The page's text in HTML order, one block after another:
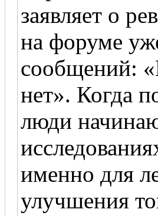
заявляет о
на форуме
сообщений:
нет». Когда
люди
именно для
улучшения